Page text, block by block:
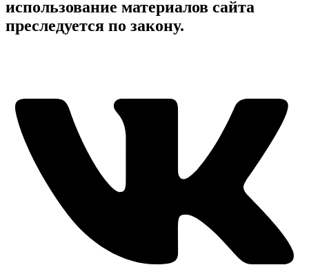
использование материалов сайта
преследуется по закону.